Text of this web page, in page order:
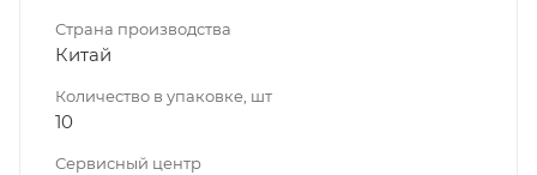
Страна производства
Китай
Количество в упаковке, шт
10
Сервисный центр